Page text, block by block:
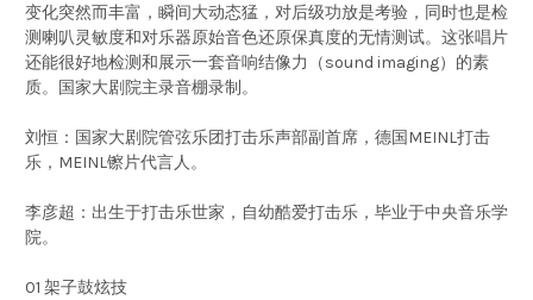
变化突然而丰富，瞬间大动态猛，对后级功放是考验，同时也是检
测喇叭灵敏度和对乐器原始音色还原保真度的无情测试。这张唱片
还能很好地检测和展示一套音响结像力（sound imaging）的素
质。国家大剧院主录音棚录制。
刘恒：国家大剧院管弦乐团打击乐声部副首席，德国MEINL打击
乐，MEINL镲片代言人。
李彦超：出生于打击乐世家，自幼酷爱打击乐，毕业于中央音乐学
院。
01 架子鼓炫技